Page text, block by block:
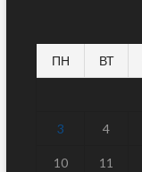
ПН ВТ
3 4
10 11